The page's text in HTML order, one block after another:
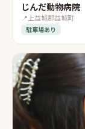
じんだ動物病院
📍上益城郡益城町
駐車場あり